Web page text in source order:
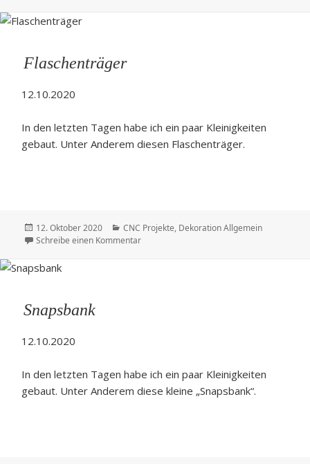
Flaschenträger
12.10.2020
In den letzten Tagen habe ich ein paar Kleinigkeiten
gebaut. Unter Anderem diesen Flaschenträger.
Veröffentlicht
am
12. Oktober 2020 Kategorien
CNC Projekte, Dekoration Allgemein
Schreibe einen Kommentarzu Flaschenträger
Snapsbank
12.10.2020
In den letzten Tagen habe ich ein paar Kleinigkeiten
gebaut. Unter Anderem diese kleine „Snapsbank“.